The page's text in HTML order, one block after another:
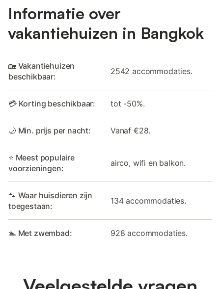
Informatie over
vakantiehuizen in Bangkok
🏡 Vakantiehuizen
beschikbaar:
2542 accommodaties.
💳 Korting beschikbaar: tot -50%.
🌙 Min. prijs per nacht: Vanaf €28.
⭐ Meest populaire
voorzieningen:
airco, wifi en balkon.
🐾 Waar huisdieren zijn
toegestaan:
134 accommodaties.
🏊 Met zwembad: 928 accommodaties.